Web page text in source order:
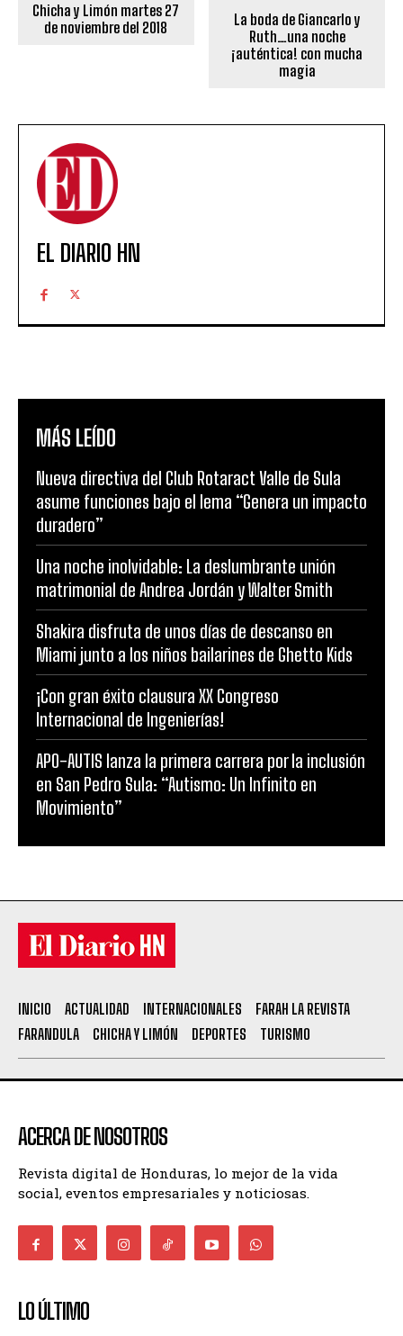
Chicha y Limón martes 27
de noviembre del 2018
La boda de Giancarlo y
Ruth…una noche
¡auténtica! con mucha
magia
EL DIARIO HN
MÁS LEÍDO
Nueva directiva del Club Rotaract Valle de Sula
asume funciones bajo el lema “Genera un impacto
duradero”
Una noche inolvidable: La deslumbrante unión
matrimonial de Andrea Jordán y Walter Smith
Shakira disfruta de unos días de descanso en
Miami junto a los niños bailarines de Ghetto Kids
¡Con gran éxito clausura XX Congreso
Internacional de Ingenierías!
APO-AUTIS lanza la primera carrera por la inclusión
en San Pedro Sula: “Autismo: Un Infinito en
Movimiento”
INICIO ACTUALIDAD INTERNACIONALES
FARAH LA REVISTA
FARANDULA
CHICHA Y LIMÓN DEPORTES TURISMO
ACERCA DE NOSOTROS
Revista digital de Honduras, lo mejor de la vida
social, eventos empresariales y noticiosas.
LO ÚLTIMO